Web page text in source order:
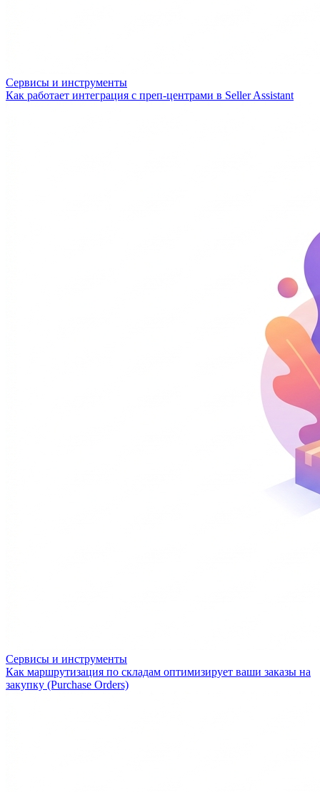
Сервисы и инструменты
Как работает интеграция с преп-центрами в Seller Assistant
Сервисы и инструменты
Как маршрутизация по складам оптимизирует ваши заказы на
закупку (Purchase Orders)